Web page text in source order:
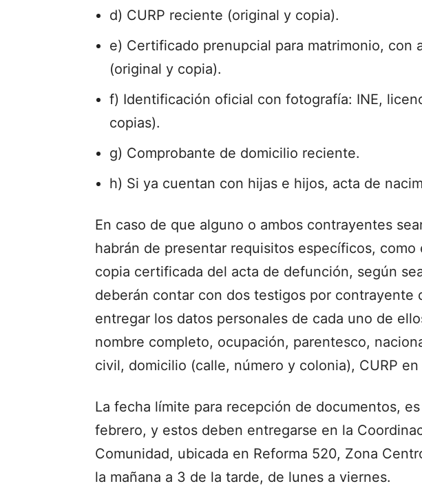
d) CURP reciente (original y copia).
e) Certificado prenupcial para matrimonio, con
(original y copia).
f) Identificación oficial con fotografía: INE,
copias).
g) Comprobante de domicilio reciente.
h) Si ya cuentan con hijas e hijos, acta de
En caso de que alguno o ambos contrayentes
habrán de presentar requisitos específicos,
copia certificada del acta de defunción, según
deberán contar con dos testigos por contrayente
entregar los datos personales de cada uno de
nombre completo, ocupación, parentesco,
civil, domicilio (calle, número y colonia), CURP en
La fecha límite para recepción de documentos,
febrero, y estos deben entregarse en la
Comunidad, ubicada en Reforma 520, Zona
la mañana a 3 de la tarde, de lunes a viernes.